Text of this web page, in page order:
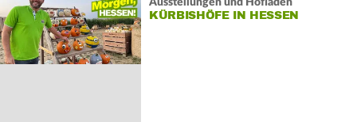
Ausstellungen und Hofläden
KÜRBISHÖFE IN HESSEN